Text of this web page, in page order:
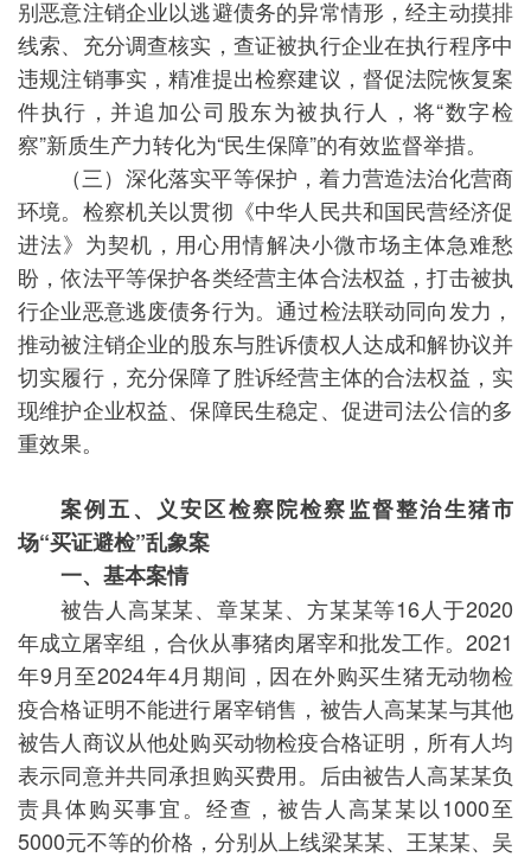
别恶意注销企业以逃避债务的异常情形，经主动摸排
线索、充分调查核实，查证被执行企业在执行程序中
违规注销事实，精准提出检察建议，督促法院恢复案
件执行，并追加公司股东为被执行人，将“数字检
察”新质生产力转化为“民生保障”的有效监督举措。
（三）深化落实平等保护，着力营造法治化营商
环境。检察机关以贯彻《中华人民共和国民营经济促
进法》为契机，用心用情解决小微市场主体急难愁
盼，依法平等保护各类经营主体合法权益，打击被执
行企业恶意逃废债务行为。通过检法联动同向发力，
推动被注销企业的股东与胜诉债权人达成和解协议并
切实履行，充分保障了胜诉经营主体的合法权益，实
现维护企业权益、保障民生稳定、促进司法公信的多
重效果。
案例五、义安区检察院检察监督整治生猪市
场“买证避检”乱象案
一、基本案情
被告人高某某、章某某、方某某等16人于2020
年成立屠宰组，合伙从事猪肉屠宰和批发工作。2021
年9月至2024年4月期间，因在外购买生猪无动物检
疫合格证明不能进行屠宰销售，被告人高某某与其他
被告人商议从他处购买动物检疫合格证明，所有人均
表示同意并共同承担购买费用。后由被告人高某某负
责具体购买事宜。经查，被告人高某某以1000至
5000元不等的价格，分别从上线梁某某、王某某、吴